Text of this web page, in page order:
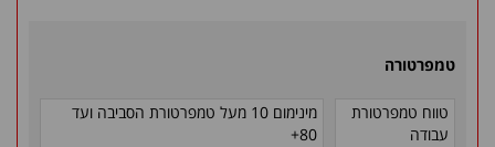
טמפרטורה
טווח טמפרטורת
עבודה
מינימום 10 מעל טמפרטורת הסביבה ועד
80+